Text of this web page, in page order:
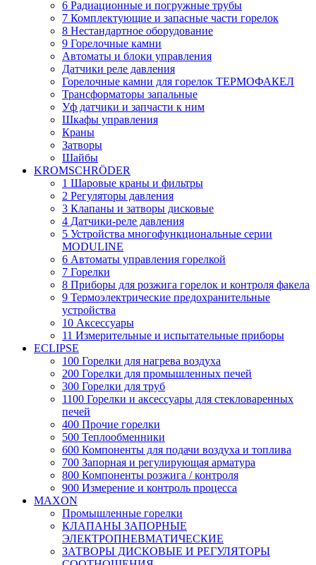
6 Радиационные и погружные трубы
7 Комплектующие и запасные части горелок
8 Нестандартное оборудование
9 Горелочные камни
Автоматы и блоки управления
Датчики реле давления
Горелочные камни для горелок ТЕРМОФАКЕЛ
Трансформаторы запальные
Уф датчики и запчасти к ним
Шкафы управления
Краны
Затворы
Шайбы
KROMSCHRÖDER
1 Шаровые краны и фильтры
2 Регуляторы давления
3 Клапаны и затворы дисковые
4 Датчики-реле давления
5 Устройства многофункциональные серии
MODULINE
6 Автоматы управления горелкой
7 Горелки
8 Приборы для розжига горелок и контроля факела
9 Термоэлектрические предохранительные
устройства
10 Аксессуары
11 Измерительные и испытательные приборы
ECLIPSE
100 Горелки для нагрева воздуха
200 Горелки для промышленных печей
300 Горелки для труб
1100 Горелки и аксессуары для стекловаренных
печей
400 Прочие горелки
500 Теплообменники
600 Компоненты для подачи воздуха и топлива
700 Запорная и регулирующая арматура
800 Компоненты розжига / контроля
900 Измерение и контроль процесса
MAXON
Промышленные горелки
КЛАПАНЫ ЗАПОРНЫЕ
ЭЛЕКТРОПНЕВМАТИЧЕСКИЕ
ЗАТВОРЫ ДИСКОВЫЕ И РЕГУЛЯТОРЫ